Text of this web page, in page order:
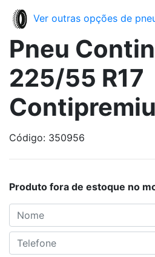
Ver outras opções de
Pneu
225/55 R17
Código: 350956
Produto fora de estoque no